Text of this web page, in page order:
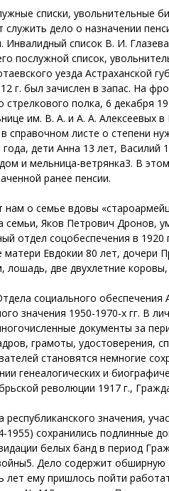
списки, увольнительные
дело о назначении
Инвалидный список В. И.
послужной список,
уезда Астраханской
г. был зачислен в запас. На
полка, 6 декабря
им. В. А. и А. А. Алексеевых
справочном листе о степени
дети Анна 13 лет,
и мельница-ветрянка3. В
ранее пенсии.
нам о семье вдовы
семьи, Яков Петрович Дронов,
отдел соцобеспечения в
Евдокии 80 лет, дочери
две двухлетние
социального обеспечения
значения 1950-1970-х гг. В
документы за
грамоты, удостоверения,
становятся немногие
генеалогических и
революции 1917 г.,
республиканского значения,
1955) сохранились подлинные
белых банд в период
Дело содержит
лет ему пришлось пойти